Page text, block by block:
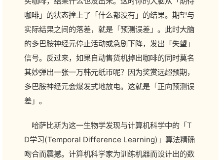
咖啡」的状态撞上了「什么都没有」的结果。期望与
实际结果之间的落差，就是「预测误差」。此时大脑
的多巴胺神经元停止活动或急剧下降，发出「失望」
信号。反过来，如果自动售货机掉出咖啡的同时莫名
其妙弹出一张一万韩元纸币呢？因为奖赏远超预期，
多巴胺神经元会爆发式地放电。这就是「正向预测误
差」。
哈萨比斯为这一生物学发现与计算机科学中的「T
D学习(Temporal Difference Learning)」算法精确
吻合而震撼。计算机科学家为训练机器而设计出的数